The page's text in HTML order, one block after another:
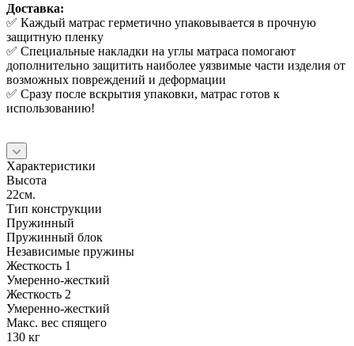
Доставка:
✅ Каждый матрас герметично упаковывается в прочную
защитную пленку
✅ Специальные накладки на углы матраса помогают
дополнительно защитить наиболее уязвимые части изделия от
возможных повреждений и деформации
✅ Сразу после вскрытия упаковки, матрас готов к
использованию!
Характеристики
Высота
22см.
Тип конструкции
Пружинный
Пружинный блок
Независимые пружины
Жесткость 1
Умеренно-жесткий
Жесткость 2
Умеренно-жесткий
Макс. вес спящего
130 кг